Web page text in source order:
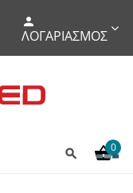
ΛΟΓΑΡΙΑΣΜΌΣ
0